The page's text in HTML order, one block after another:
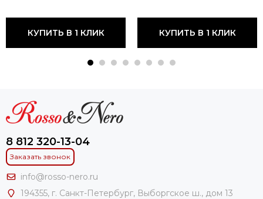
КУПИТЬ В 1 КЛИК КУПИТЬ В 1 КЛИК
8 812 320-13-04
Заказать звонок
info@rosso-nero.ru
194355, г. Санкт-Петербург, Выборгское ш., дом 13